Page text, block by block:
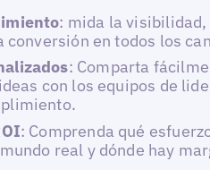
: mida la visibilidad,
conversión en todos los
: Comparta
con los equipos de
: Comprenda qué
real y dónde hay